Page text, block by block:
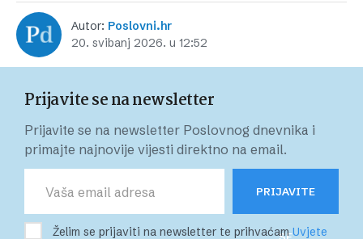
Autor: Poslovni.hr
20. svibanj 2026. u 12:52
Prijavite se na newsletter
Prijavite se na newsletter Poslovnog dnevnika i
primajte najnovije vijesti direktno na email.
PRIJAVITE
Želim se prijaviti na newsletter te prihvaćamUvjete